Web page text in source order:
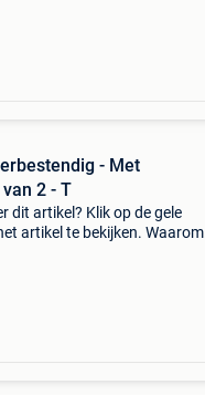
- Met
2 - T
dit artikel? Klik op de gele
artikel te bekijken. Waarom